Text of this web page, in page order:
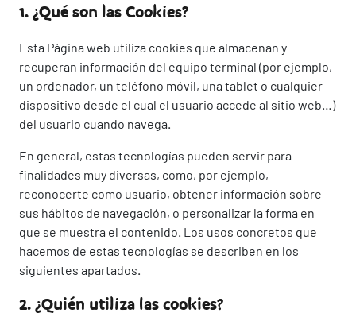
1. ¿Qué son las Cookies?
Esta Página web utiliza cookies que almacenan y
recuperan información del equipo terminal (por ejemplo,
un ordenador, un teléfono móvil, una tablet o cualquier
dispositivo desde el cual el usuario accede al sitio web…)
del usuario cuando navega.
En general, estas tecnologías pueden servir para
finalidades muy diversas, como, por ejemplo,
reconocerte como usuario, obtener información sobre
sus hábitos de navegación, o personalizar la forma en
que se muestra el contenido. Los usos concretos que
hacemos de estas tecnologías se describen en los
siguientes apartados.
2. ¿Quién utiliza las cookies?